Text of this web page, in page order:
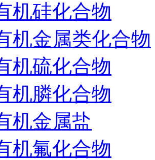
机硅化合物
机金属类化合物
机硫化合物
机膦化合物
机金属盐
机氟化合物